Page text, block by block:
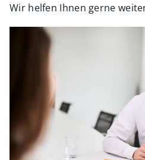
Wir helfen Ihnen gerne